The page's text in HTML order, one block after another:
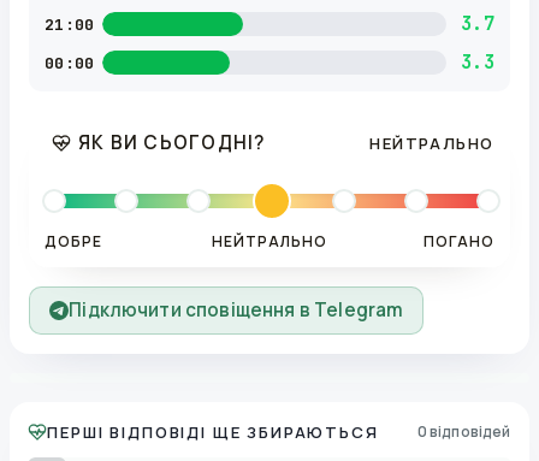
21:00 3.7
00:00 3.3
ЯК ВИ СЬОГОДНІ? НЕЙТРАЛЬНО
ДОБРЕ НЕЙТРАЛЬНО ПОГАНО
Підключити сповіщення в Telegram
ПЕРШІ ВІДПОВІДІ ЩЕ ЗБИРАЮТЬСЯ 0 відповідей